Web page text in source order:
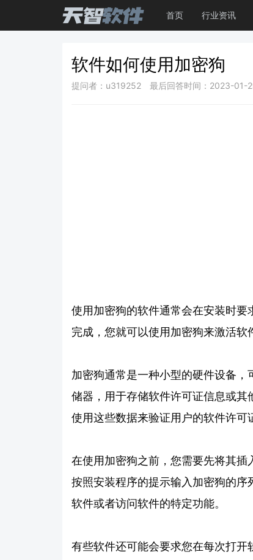
首页 行业资讯
软件如何使用加密狗
提问者：u319252 最后回答时间：2023-01-
使用加密狗的软件通常会在安装时
完成，您就可以使用加密狗来激活软
加密狗通常是一种小型的硬件设备
储器，用于存储软件许可证信息或
使用这些数据来验证用户的软件许可
在使用加密狗之前，您需要先将其
按照安装程序的提示输入加密狗的
软件或者访问软件的特定功能。
有些软件还可能会要求您在每次打